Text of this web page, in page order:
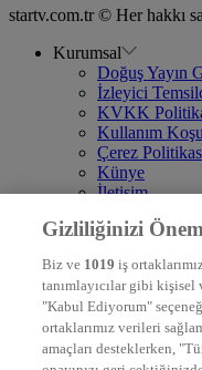
startv.com.tr © Her hakkı
Kurumsal
Doğuş Yayın
İzleyici
KVKK
Kullanım
Çerez
Künye
İletişim
DYG Televizyonlar
STAR
EURO STAR
KRAL POP
DYG Radyolar
NTV
Gizliliğinizi
Biz ve 1019 iş
tanımlayıcılar gibi
"Kabul Ediyorum"
ortaklarımız verileri
amaçları desteklerken,